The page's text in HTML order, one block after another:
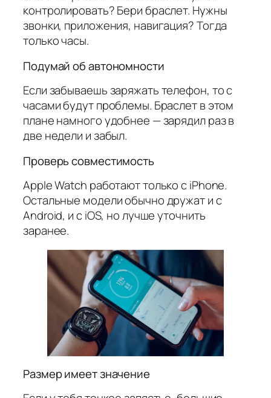
контролировать? Бери браслет. Нужны
звонки, приложения, навигация? Тогда
только часы.
Подумай об автономности
Если забываешь заряжать телефон, то с
часами будут проблемы. Браслет в этом
плане намного удобнее — зарядил раз в
две недели и забыл.
Проверь совместимость
Apple Watch работают только с iPhone.
Остальные модели обычно дружат и с
Android, и с iOS, но лучше уточнить
заранее.
Размер имеет значение